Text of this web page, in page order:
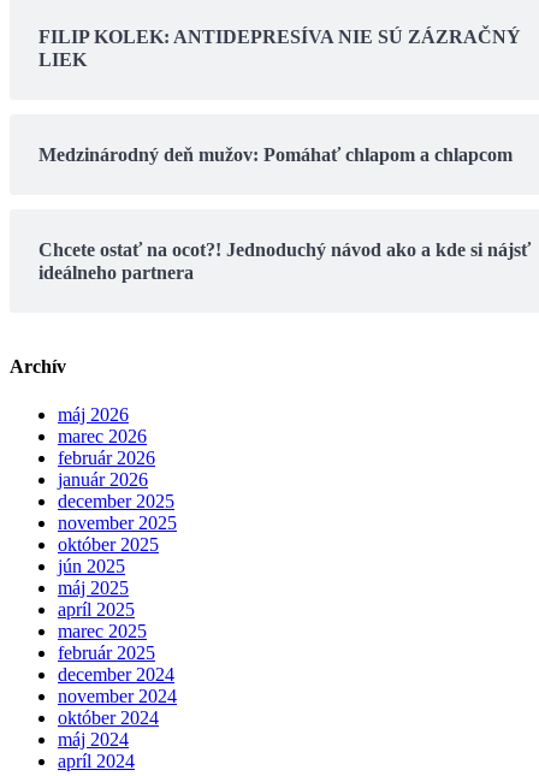
FILIP KOLEK: ANTIDEPRESÍVA NIE SÚ ZÁZRAČNÝ
LIEK
Medzinárodný deň mužov: Pomáhať chlapom a chlapcom
Chcete ostať na ocot?! Jednoduchý návod ako a kde si nájsť
ideálneho partnera
Archív
máj 2026
marec 2026
február 2026
január 2026
december 2025
november 2025
október 2025
jún 2025
máj 2025
apríl 2025
marec 2025
február 2025
december 2024
november 2024
október 2024
máj 2024
apríl 2024